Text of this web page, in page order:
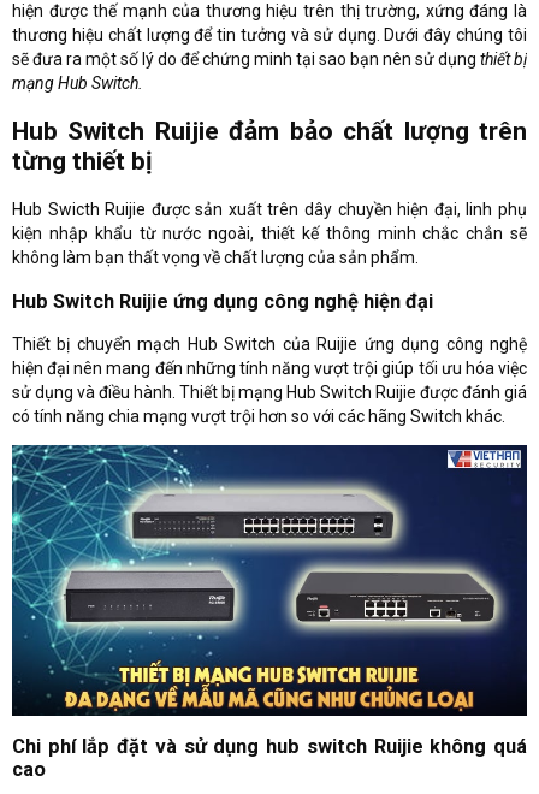
hiện được thế mạnh của thương hiệu trên thị trường, xứng đáng là
thương hiệu chất lượng để tin tưởng và sử dụng. Dưới đây chúng tôi
sẽ đưa ra một số lý do để chứng minh tại sao bạn nên sử dụng thiết bị
mạng Hub Switch.
Hub Switch Ruijie đảm bảo chất lượng trên
từng thiết bị
Hub Swicth Ruijie được sản xuất trên dây chuyền hiện đại, linh phụ
kiện nhập khẩu từ nước ngoài, thiết kế thông minh chắc chắn sẽ
không làm bạn thất vọng về chất lượng của sản phẩm.
Hub Switch Ruijie ứng dụng công nghệ hiện đại
Thiết bị chuyển mạch Hub Switch của Ruijie ứng dụng công nghệ
hiện đại nên mang đến những tính năng vượt trội giúp tối ưu hóa việc
sử dụng và điều hành. Thiết bị mạng Hub Switch Ruijie được đánh giá
có tính năng chia mạng vượt trội hơn so với các hãng Switch khác.
Chi phí lắp đặt và sử dụng hub switch Ruijie không quá
cao